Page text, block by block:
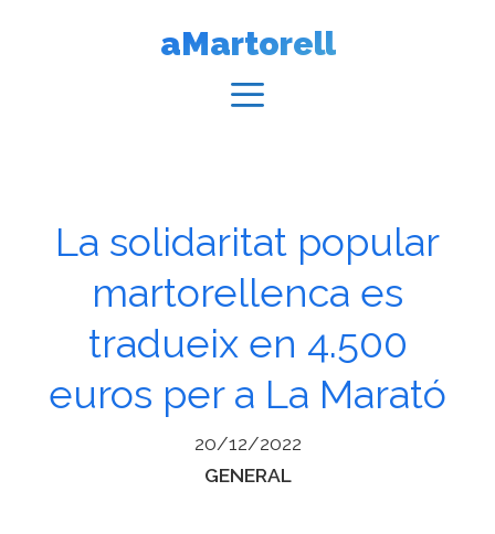
aMartorell
La solidaritat popular
martorellenca es
tradueix en 4.500
euros per a La Marató
20/12/2022
Categories
GENERAL